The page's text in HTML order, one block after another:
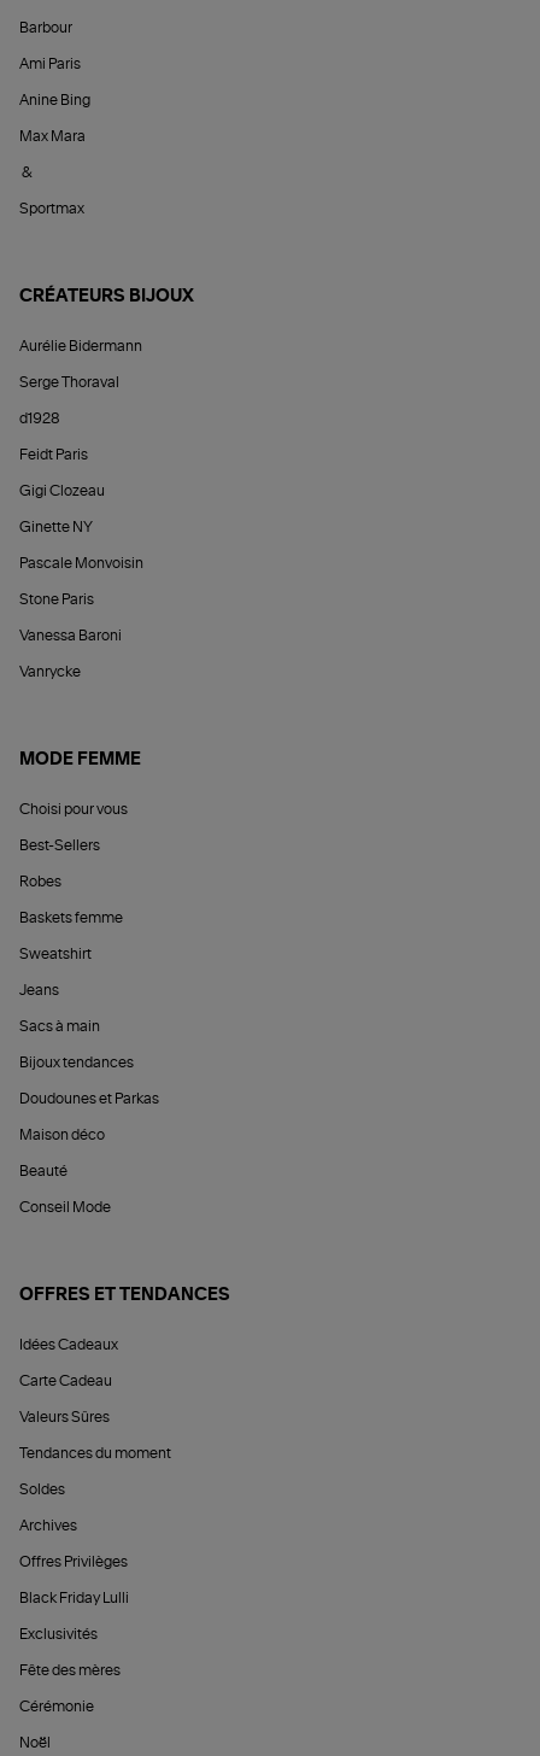
Barbour
Ami Paris
Anine Bing
Max Mara
&
Sportmax
CRÉATEURS BIJOUX
Aurélie Bidermann
Serge Thoraval
d1928
Feidt Paris
Gigi Clozeau
Ginette NY
Pascale Monvoisin
Stone Paris
Vanessa Baroni
Vanrycke
MODE FEMME
Choisi pour vous
Best-Sellers
Robes
Baskets femme
Sweatshirt
Jeans
Sacs à main
Bijoux tendances
Doudounes et Parkas
Maison déco
Beauté
Conseil Mode
OFFRES ET TENDANCES
Idées Cadeaux
Carte Cadeau
Valeurs Sûres
Tendances du moment
Soldes
Archives
Offres Privilèges
Black Friday Lulli
Exclusivités
Fête des mères
Cérémonie
Noël